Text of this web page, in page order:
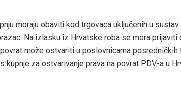
moraju obaviti kod trgovaca uključenih u
Na izlasku iz Hrvatske roba se mora
može ostvariti u poslovnicama
kupnje za ostvarivanje prava na povrat PDV-a u